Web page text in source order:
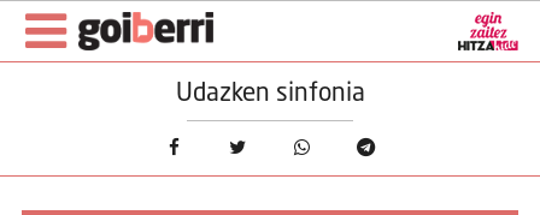
Udazken sinfonia